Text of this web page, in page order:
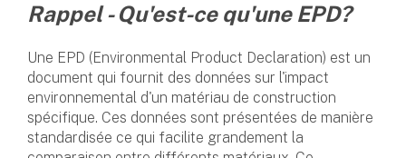
Rappel - Qu'est-ce qu'une EPD?
Une EPD (Environmental Product Declaration) est un
document qui fournit des données sur l'impact
environnemental d'un matériau de construction
spécifique. Ces données sont présentées de manière
standardisée ce qui facilite grandement la